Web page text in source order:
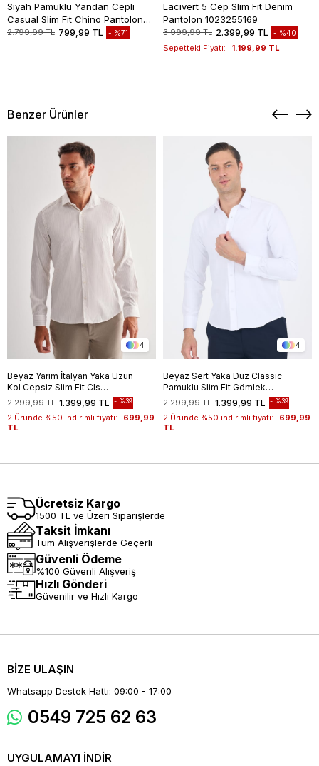
Siyah Pamuklu Yandan Cepli
Casual Slim Fit Chino Pantolon
1003235117
2.799,99 TL 799,99 TL %71
Lacivert 5 Cep Slim Fit Denim
Pantolon 1023255169
3.999,99 TL 2.399,99 TL %40
Sepetteki Fiyatı: 1.199,99 TL
Benzer Ürünler
4
Beyaz Yarım İtalyan Yaka Uzun
Kol Cepsiz Slim Fit Cls
Gömlek 1004255174
1.399,99 TL
2.299,99 TL %39
2.Üründe %50 indirimli fiyatı:
699,99
TL
4
Beyaz Sert Yaka Düz Classic
Pamuklu Slim Fit Gömlek
1004250214 1.399,99 TL
2.299,99 TL %39
2.Üründe %50 indirimli fiyatı:
699,99
TL
Ücretsiz Kargo
1500 TL ve Üzeri Siparişlerde
Taksit İmkanı
Tüm Alışverişlerde Geçerli
Güvenli Ödeme
%100 Güvenli Alışveriş
Hızlı Gönderi
Güvenilir ve Hızlı Kargo
BİZE ULAŞIN
Whatsapp Destek Hattı: 09:00 - 17:00
0549 725 62 63
UYGULAMAYI İNDİR